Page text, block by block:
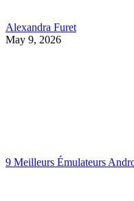
Alexandra Furet
May 9, 2026
9 Meilleurs Émulateurs